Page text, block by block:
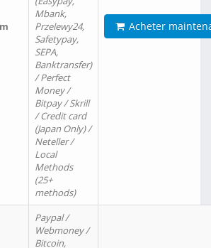
Mbank,
Przelewy24,
Safetypay,
SEPA,
Banktransfer)
/ Perfect
Money /
Bitpay / Skrill
/ Credit card
(Japan Only) /
Neteller /
Local
Methods
(25+
methods)
Acheter
Paypal /
Webmoney /
Bitcoin,